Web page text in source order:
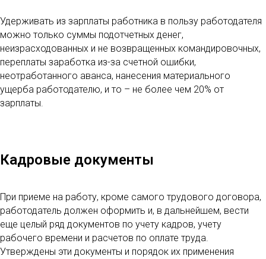
Удерживать из зарплаты работника в пользу работодателя
можно только суммы подотчетных денег,
неизрасходованных и не возвращенных командировочных,
переплаты заработка из-за счетной ошибки,
неотработанного аванса, нанесения материального
ущерба работодателю, и то – не более чем 20% от
зарплаты.
Кадровые документы
При приеме на работу, кроме самого трудового договора,
работодатель должен оформить и, в дальнейшем, вести
еще целый ряд документов по учету кадров, учету
рабочего времени и расчетов по оплате труда.
Утверждены эти документы и порядок их применения